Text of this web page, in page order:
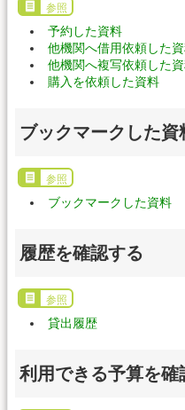
参照
予約した資料
他機関へ借用依頼した
他機関へ複写依頼した
購入を依頼した資料
ブックマークした資
参照
ブックマークした資料
履歴を確認する
参照
貸出履歴
利用できる予算を確